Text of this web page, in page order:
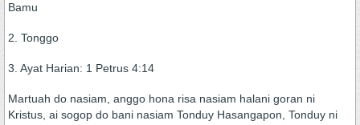
Bamu
2. Tonggo
3. Ayat Harian: 1 Petrus 4:14
Martuah do nasiam, anggo hona risa nasiam halani goran ni
Kristus, ai sogop do bani nasiam Tonduy Hasangapon, Tonduy ni